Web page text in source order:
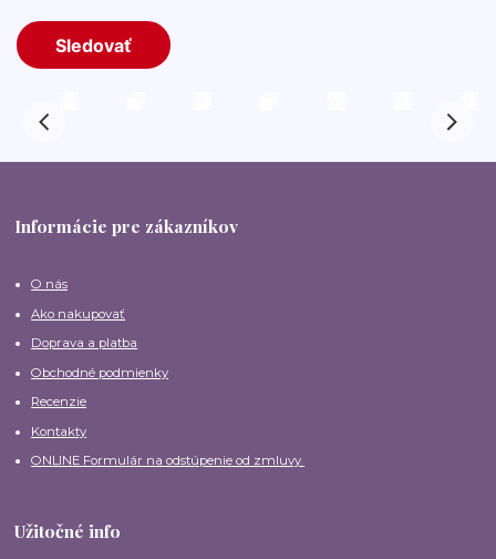
Informácie pre zákazníkov
O nás
Ako nakupovať
Doprava a platba
Obchodné podmienky
Recenzie
Kontakty
ONLINE Formulár na odstúpenie od zmluvy
Užitočné info